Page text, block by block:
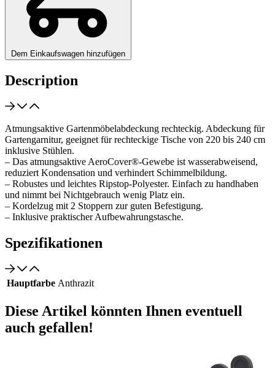
Dem Einkaufswagen hinzufügen
Description
Atmungsaktive Gartenmöbelabdeckung rechteckig. Abdeckung für
Gartengarnitur, geeignet für rechteckige Tische von 220 bis 240 cm
inklusive Stühlen.
– Das atmungsaktive AeroCover®-Gewebe ist wasserabweisend,
reduziert Kondensation und verhindert Schimmelbildung.
– Robustes und leichtes Ripstop-Polyester. Einfach zu handhaben
und nimmt bei Nichtgebrauch wenig Platz ein.
– Kordelzug mit 2 Stoppern zur guten Befestigung.
– Inklusive praktischer Aufbewahrungstasche.
Spezifikationen
Hauptfarbe Anthrazit
Diese Artikel könnten Ihnen eventuell
auch gefallen!